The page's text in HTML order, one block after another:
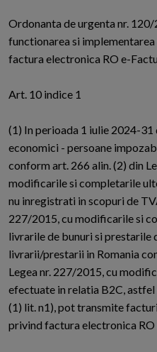
Ordonanta de urgenta nr.
functionarea si
factura electronica RO e-
Art. 10 indice 1
(1) In perioada 1 iulie 2024-
economici - persoane
conform art. 266 alin. (2) din
modificarile si completarile
nu inregistrati in scopuri de
227/2015, cu modificarile si
livrarile de bunuri si prestarile
livrarii/prestarii in Romania
Legea nr. 227/2015, cu
efectuate in relatia B2C,
(1) lit. n1), pot transmite
privind factura electronica RO